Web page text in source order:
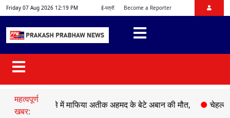
Friday 07 Aug 2026 12:19 PM ई-पत्रों Become a Reporter
महत्वपूर्ण
खबर:
हादसे में माफिया अतीक अहमद के बेटे अबान की मौत, ●चेहल्लुम पर